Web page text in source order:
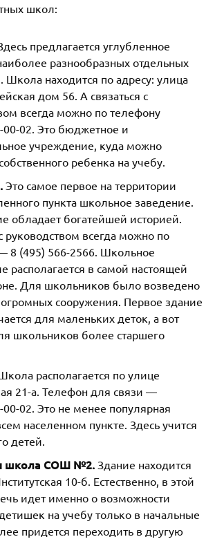
школ:
предлагается углубленное
разнообразных отдельных
Школа находится по адресу: улица
дом 56. А связаться с
всегда можно по телефону
00-02. Это бюджетное и
учреждение, куда можно
ребенка на учебу.
Это самое первое на территории
пункта школьное заведение.
обладает богатейшей историей.
руководством всегда можно по
8 (495) 566-2566. Школьное
располагается в самой настоящей
Для школьников было возведено
сооружения. Первое здание
для маленьких деток, а вот
школьников более старшего
располагается по улице
21-а. Телефон для связи —
00-02. Это не менее популярная
населенном пункте. Здесь учится
детей.
школа СОШ №2. Здание находится
10-б. Естественно, в этой
идет именно о возможности
на учебу только в начальные
придется переходить в другую